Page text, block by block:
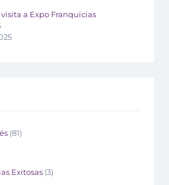
a Expo Franquicias
(81)
Exitosas (3)